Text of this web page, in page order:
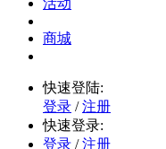
活动
商城
快速登陆:
登录 / 注册
快速登录:
登录 / 注册